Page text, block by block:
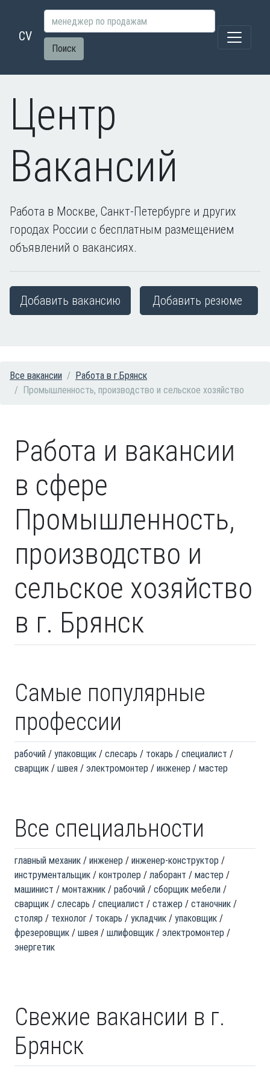
CV
Поиск
Центр
Вакансий
Работа в Москве, Санкт-Петербурге и других
городах России с бесплатным размещением
объявлений о вакансиях.
Добавить вакансию Добавить резюме
Все вакансии
Работа в г.Брянск
Промышленность, производство и сельское хозяйство
Работа и вакансии
в сфере
Промышленность,
производство и
сельское хозяйство
в г. Брянск
Самые популярные
профессии
рабочий упаковщик слесарь токарь
специалист
сварщик
швея электромонтер инженер мастер
Все специальности
главный механик инженер
инженер-конструктор
инструментальщик
контролер лаборант
мастер
машинист
монтажник рабочий
сборщик мебели
сварщик
слесарь специалист стажер
станочник
столяр
технолог токарь укладчик
упаковщик
фрезеровщик
швея шлифовщик
электромонтер
энергетик
Свежие вакансии в г.
Брянск